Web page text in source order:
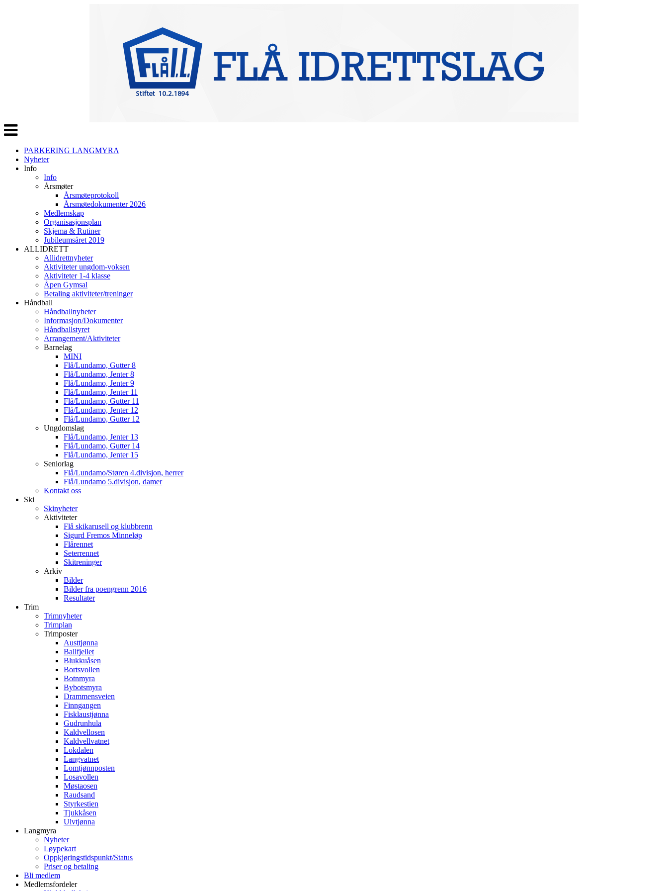
Veksle
navigasjon
PARKERING LANGMYRA
Nyheter
Info
Info
Årsmøter
Årsmøteprotokoll
Årsmøtedokumenter 2026
Medlemskap
Organisasjonsplan
Skjema & Rutiner
Jubileumsåret 2019
ALLIDRETT
Allidrettnyheter
Aktiviteter ungdom-voksen
Aktiviteter 1-4 klasse
Åpen Gymsal
Betaling aktiviteter/treninger
Håndball
Håndballnyheter
Informasjon/Dokumenter
Håndballstyret
Arrangement/Aktiviteter
Barnelag
MINI
Flå/Lundamo, Gutter 8
Flå/Lundamo, Jenter 8
Flå/Lundamo, Jenter 9
Flå/Lundamo, Jenter 11
Flå/Lundamo, Gutter 11
Flå/Lundamo, Jenter 12
Flå/Lundamo, Gutter 12
Ungdomslag
Flå/Lundamo, Jenter 13
Flå/Lundamo, Gutter 14
Flå/Lundamo, Jenter 15
Seniorlag
Flå/Lundamo/Støren 4.divisjon, herrer
Flå/Lundamo 5.divisjon, damer
Kontakt oss
Ski
Skinyheter
Aktiviteter
Flå skikarusell og klubbrenn
Sigurd Fremos Minneløp
Flårennet
Seterrennet
Skitreninger
Arkiv
Bilder
Bilder fra poengrenn 2016
Resultater
Trim
Trimnyheter
Trimplan
Trimposter
Austtjønna
Ballfjellet
Blukkuåsen
Bortsvollen
Botnmyra
Bybotsmyra
Drammensveien
Finngangen
Fisklaustjønna
Gudrunhula
Kaldvellosen
Kaldvellvatnet
Lokdalen
Langvatnet
Lomtjønnposten
Losavollen
Møstaosen
Raudsand
Styrkestien
Tjukkåsen
Ulvtjønna
Langmyra
Nyheter
Løypekart
Oppkjøringstidspunkt/Status
Priser og betaling
Bli medlem
Medlemsfordeler